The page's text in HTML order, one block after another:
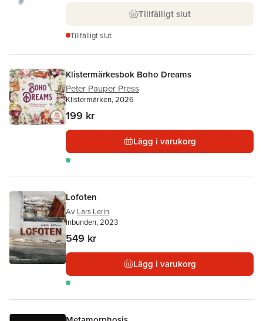
Tillfälligt slut
Tillfälligt slut
Klistermärkesbok Boho Dreams
Peter Pauper Press
Klistermärken, 2026
199 kr
Lägg i varukorg
Lofoten
Av Lars Lerin
Inbunden, 2023
549 kr
Lägg i varukorg